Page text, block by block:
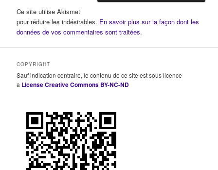
Ce site utilise Akismet
pour réduire les indésirables. En savoir plus sur la façon dont les
données de vos commentaires sont traitées.
COPYRIGHT
Sauf indication contraire, le contenu de ce site est sous licence
a License Creative Commons BY-NC-ND